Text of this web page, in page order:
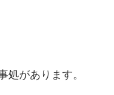
があります。